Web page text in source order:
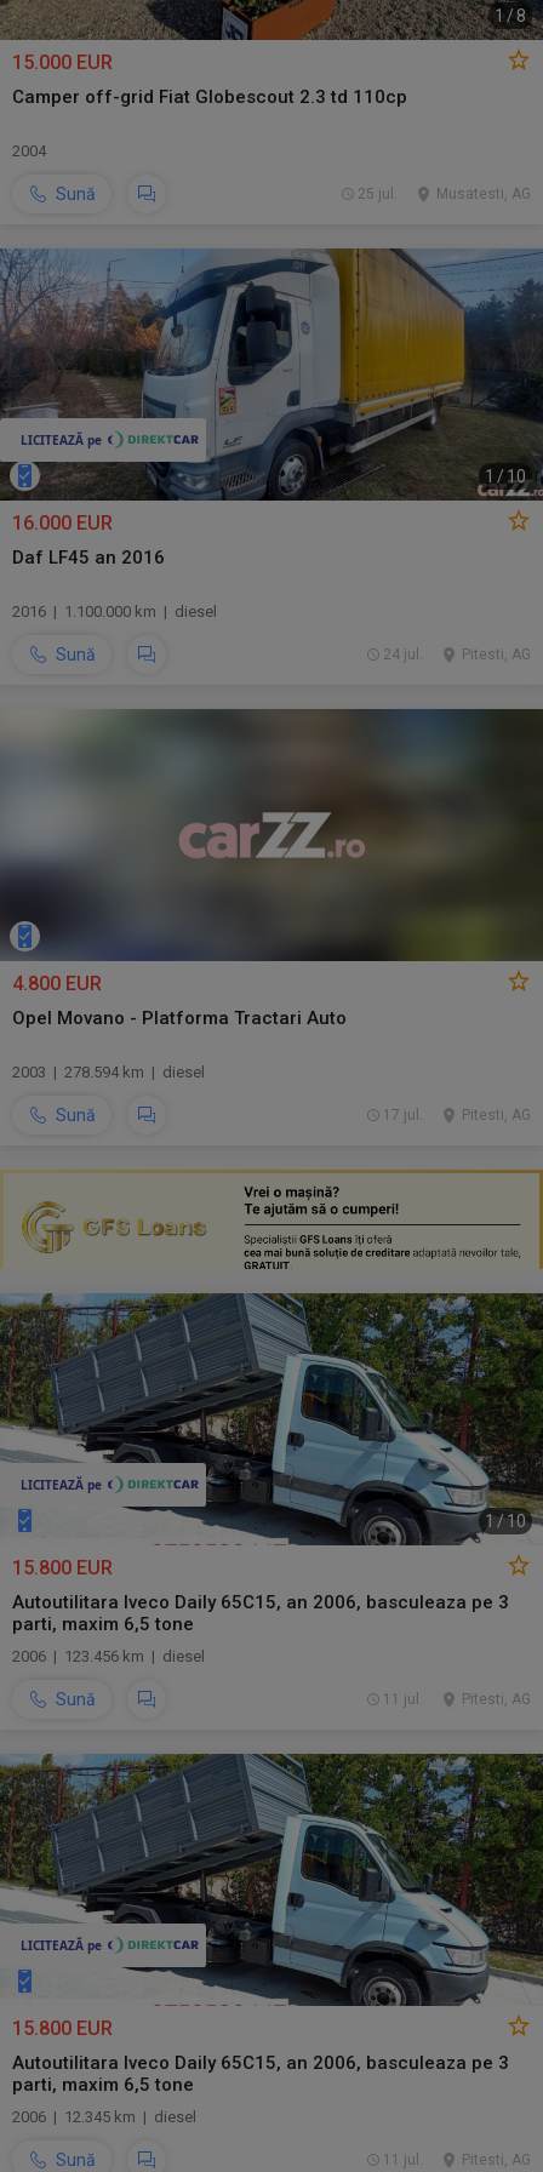
1/8
15.000 EUR
Camper off-grid Fiat Globescout 2.3 td 110cp
2004
Sună Musatesti, AG
25 jul.
1 /10
16.000 EUR
Daf LF45 an 2016
2016 | 1.100.000 km | diesel
Sună Pitesti, AG
24 jul.
4.800 EUR
Opel Movano - Platforma Tractari Auto
2003 | 278.594 km | diesel
Sună Pitesti, AG
17 jul.
1 /10
15.800 EUR
Autoutilitara Iveco Daily 65C15, an 2006, basculeaza pe 3
parti, maxim 6,5 tone
2006 | 123.456 km | diesel
Sună Pitesti, AG
11 jul.
15.800 EUR
Autoutilitara Iveco Daily 65C15, an 2006, basculeaza pe 3
parti, maxim 6,5 tone
2006 | 12.345 km | diesel
Sună Pitesti, AG
11 jul.